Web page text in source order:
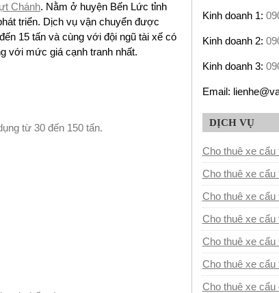
Chánh. Nằm ở huyện Bến Lức tỉnh
triển. Dịch vụ vận chuyển được
15 tấn và cùng với đội ngũ tài xế có
với mức giá cạnh tranh nhất.
từ 30 đến 150 tấn.
Kinh doanh 1:
Kinh doanh 2:
Kinh doanh 3:
Email:
DỊCH VỤ
Cho thuê xe cẩu
Cho thuê xe
Cho thuê xe
Cho thuê xe cẩu
Cho thuê xe cẩu
Cho thuê xe cẩu
Cho thuê xe cẩu